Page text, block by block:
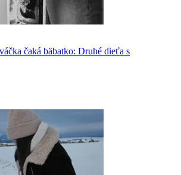
čaká bäbatko: Druhé dieťa s